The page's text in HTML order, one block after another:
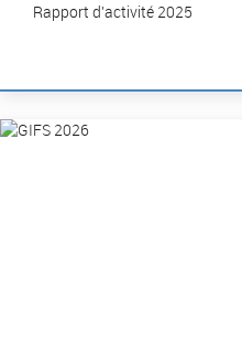
Rapport d’activité 2025